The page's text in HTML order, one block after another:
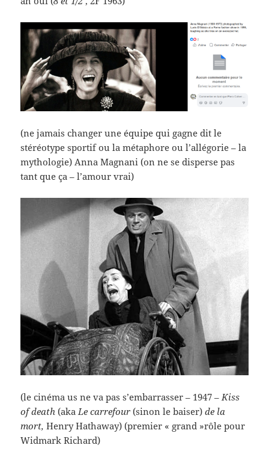
(ne jamais changer une équipe qui gagne dit le
stéréotype sportif ou la métaphore ou l’allégorie – la
mythologie) Anna Magnani (on ne se disperse pas
tant que ça – l’amour vrai)
(le cinéma us ne va pas s’embarrasser – 1947 –Kiss
of death (akaLe carrefour (sinon le baiser)de la
mort, Henry Hathaway) (premier « grand »rôle pour
Widmark Richard)